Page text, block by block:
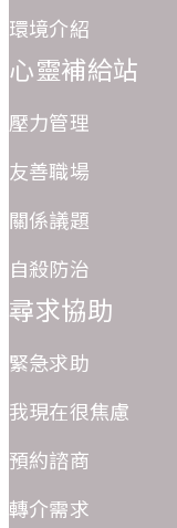
環境介紹
心靈補給站
壓力管理
友善職場
關係議題
自殺防治
尋求協助
緊急求助
我現在很焦慮
預約諮商
轉介需求